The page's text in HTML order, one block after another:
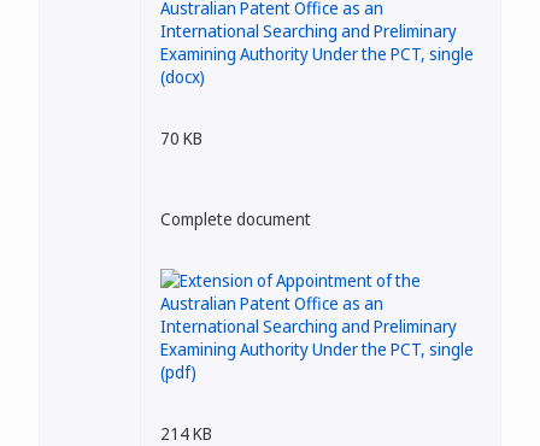
70 KB
Complete document
214 KB